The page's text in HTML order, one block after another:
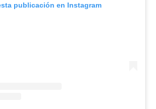
publicación en Instagram